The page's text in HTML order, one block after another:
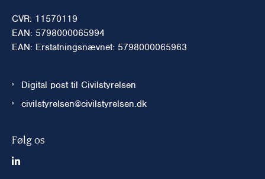
CVR: 11570119
EAN: 5798000065994
EAN: Erstatningsnævnet: 5798000065963
Digital post til Civilstyrelsen
civilstyrelsen@civilstyrelsen.dk
Følg os